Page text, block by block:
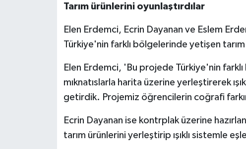
Tarım ürünlerini oyunlaştırdılar
Elen Erdemci, Ecrin Dayanan ve Eslem
Türkiye'nin farklı bölgelerinde yetişen tarım
Elen Erdemci, 'Bu projede Türkiye'nin
mıknatıslarla harita üzerine yerleştirerek
getirdik. Projemiz öğrencilerin coğrafi
Ecrin Dayanan ise kontrplak üzerine
tarım ürünlerini yerleştirip ışıklı sistemle